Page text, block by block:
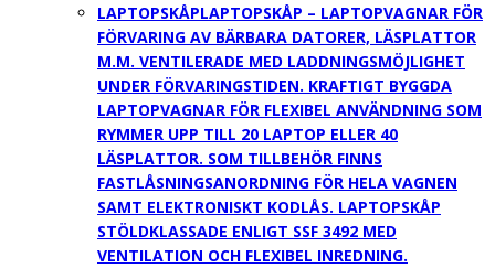
LAPTOPSKÅPLAPTOPSKÅP – LAPTOPVAGNAR FÖR
FÖRVARING AV BÄRBARA DATORER, LÄSPLATTOR
M.M. VENTILERADE MED LADDNINGSMÖJLIGHET
UNDER FÖRVARINGSTIDEN. KRAFTIGT BYGGDA
LAPTOPVAGNAR FÖR FLEXIBEL ANVÄNDNING SOM
RYMMER UPP TILL 20 LAPTOP ELLER 40
LÄSPLATTOR. SOM TILLBEHÖR FINNS
FASTLÅSNINGSANORDNING FÖR HELA VAGNEN
SAMT ELEKTRONISKT KODLÅS. LAPTOPSKÅP
STÖLDKLASSADE ENLIGT SSF 3492 MED
VENTILATION OCH FLEXIBEL INREDNING.